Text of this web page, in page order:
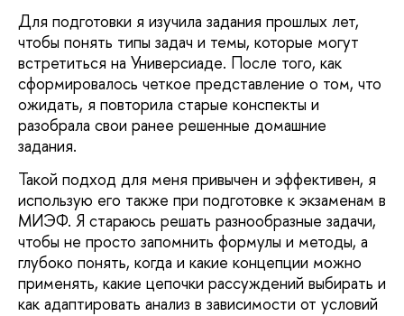
Для подготовки я изучила задания прошлых лет,
чтобы понять типы задач и темы, которые могут
встретиться на Универсиаде. После того, как
сформировалось четкое представление о том, что
ожидать, я повторила старые конспекты и
разобрала свои ранее решенные домашние
задания.
Такой подход для меня привычен и эффективен, я
использую его также при подготовке к экзаменам в
МИЭФ. Я стараюсь решать разнообразные задачи,
чтобы не просто запомнить формулы и методы, а
глубоко понять, когда и какие концепции можно
применять, какие цепочки рассуждений выбирать и
как адаптировать анализ в зависимости от условий